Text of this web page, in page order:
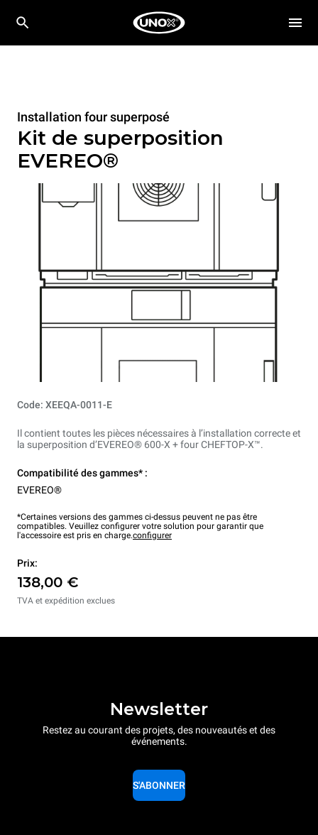
Installation four superposé
Kit de superposition
EVEREO®
Code: XEEQA-0011-E
Il contient toutes les pièces nécessaires à l’installation correcte et
la superposition d’EVEREO® 600-X + four CHEFTOP-X™.
Compatibilité des gammes* :
EVEREO®
*Certaines versions des gammes ci-dessus peuvent ne pas être
compatibles. Veuillez configurer votre solution pour garantir que
l'accessoire est pris en charge.configurer
Prix:
138,00 €
TVA et expédition exclues
Newsletter
Restez au courant des projets, des nouveautés et des
événements.
S'ABONNER